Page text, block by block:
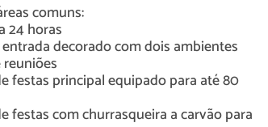
comuns:
24 horas
decorado com dois ambientes
reuniões
festas principal equipado para até 80
festas com churrasqueira a carvão para